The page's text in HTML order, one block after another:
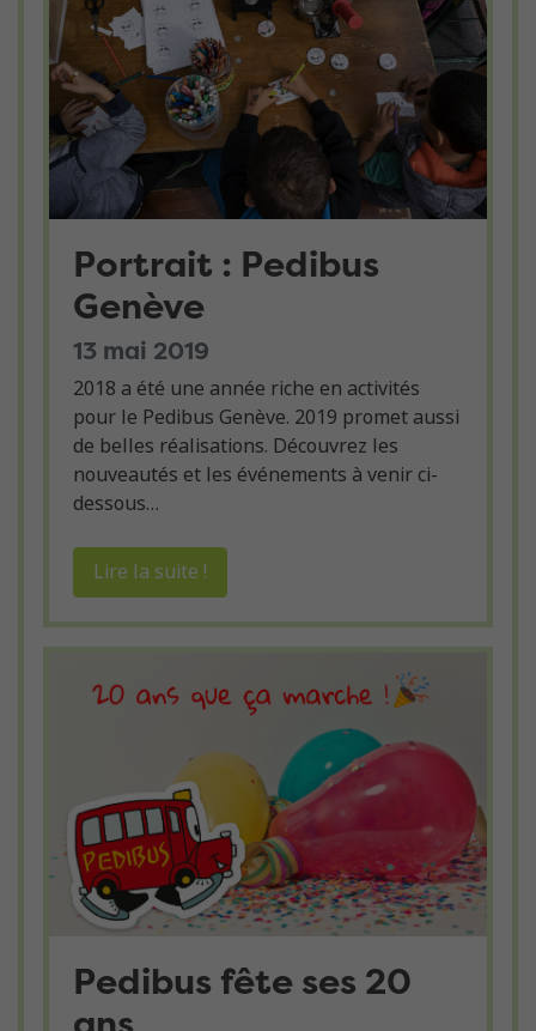
Portrait : Pedibus
Genève
13 mai 2019
2018 a été une année riche en activités
pour le Pedibus Genève. 2019 promet aussi
de belles réalisations. Découvrez les
nouveautés et les événements à venir ci-
dessous…
Lire la suite !
Pedibus fête ses 20